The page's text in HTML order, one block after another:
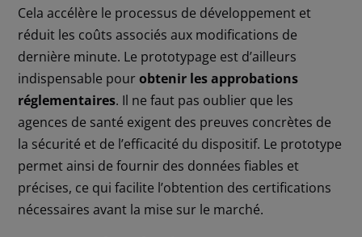
Cela accélère le processus de développement et
réduit les coûts associés aux modifications de
dernière minute. Le prototypage est d’ailleurs
indispensable pourobtenir les approbations
réglementaires. Il ne faut pas oublier que les
agences de santé exigent des preuves concrètes de
la sécurité et de l’efficacité du dispositif. Le prototype
permet ainsi de fournir des données fiables et
précises, ce qui facilite l’obtention des certifications
nécessaires avant la mise sur le marché.